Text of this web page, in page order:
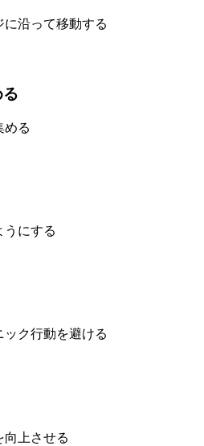
沿って移動する
める
うにする
ク行動を避ける
向上させる